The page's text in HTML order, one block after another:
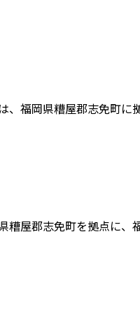
、福岡県糟屋郡志免町
糟屋郡志免町を拠点に